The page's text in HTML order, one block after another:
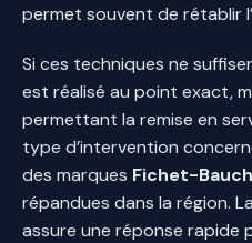
permet souvent de rétablir
Si ces techniques ne
est réalisé au point exact,
permettant la remise en
type d’intervention
des marques Fichet-
répandues dans la région.
assure une réponse rapide